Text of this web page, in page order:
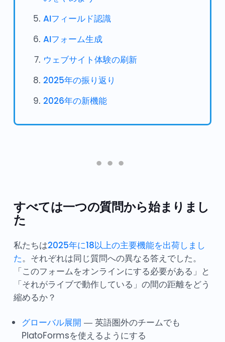
AIフィールド認識
AIフォーム生成
ウェブサイト体験の刷新
2025年の振り返り
2026年の新機能
すべては一つの質問から始まりまし
た
私たちは2025年に18以上の主要機能を出荷しまし
た。それぞれは同じ質問への異なる答えでした。
「このフォームをオンラインにする必要がある」と
「それがライブで動作している」の間の距離をどう
縮めるか？
グローバル展開 — 英語圏外のチームでも
PlatoFormsを使えるようにする